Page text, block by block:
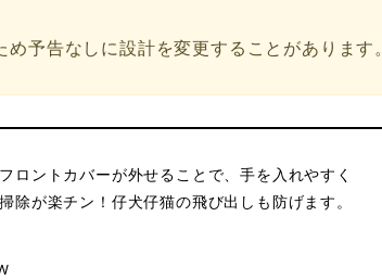
予告なしに設計を変更することがあります。
ロントカバーが外せることで、手を入れやすく
除が楽チン！仔犬仔猫の飛び出しも防げます。